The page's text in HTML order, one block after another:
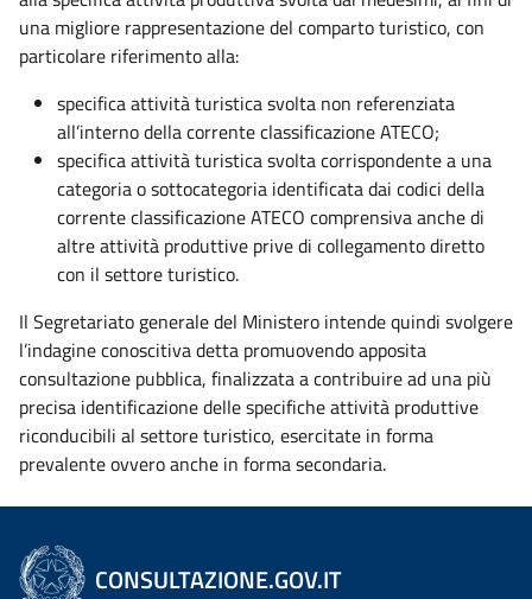
una migliore rappresentazione del comparto turistico, con
particolare riferimento alla:
specifica attività turistica svolta non referenziata
all’interno della corrente classificazione ATECO;
specifica attività turistica svolta corrispondente a una
categoria o sottocategoria identificata dai codici della
corrente classificazione ATECO comprensiva anche di
altre attività produttive prive di collegamento diretto
con il settore turistico.
Il Segretariato generale del Ministero intende quindi svolgere
l’indagine conoscitiva detta promuovendo apposita
consultazione pubblica, finalizzata a contribuire ad una più
precisa identificazione delle specifiche attività produttive
riconducibili al settore turistico, esercitate in forma
prevalente ovvero anche in forma secondaria.
CONSULTAZIONE.GOV.IT